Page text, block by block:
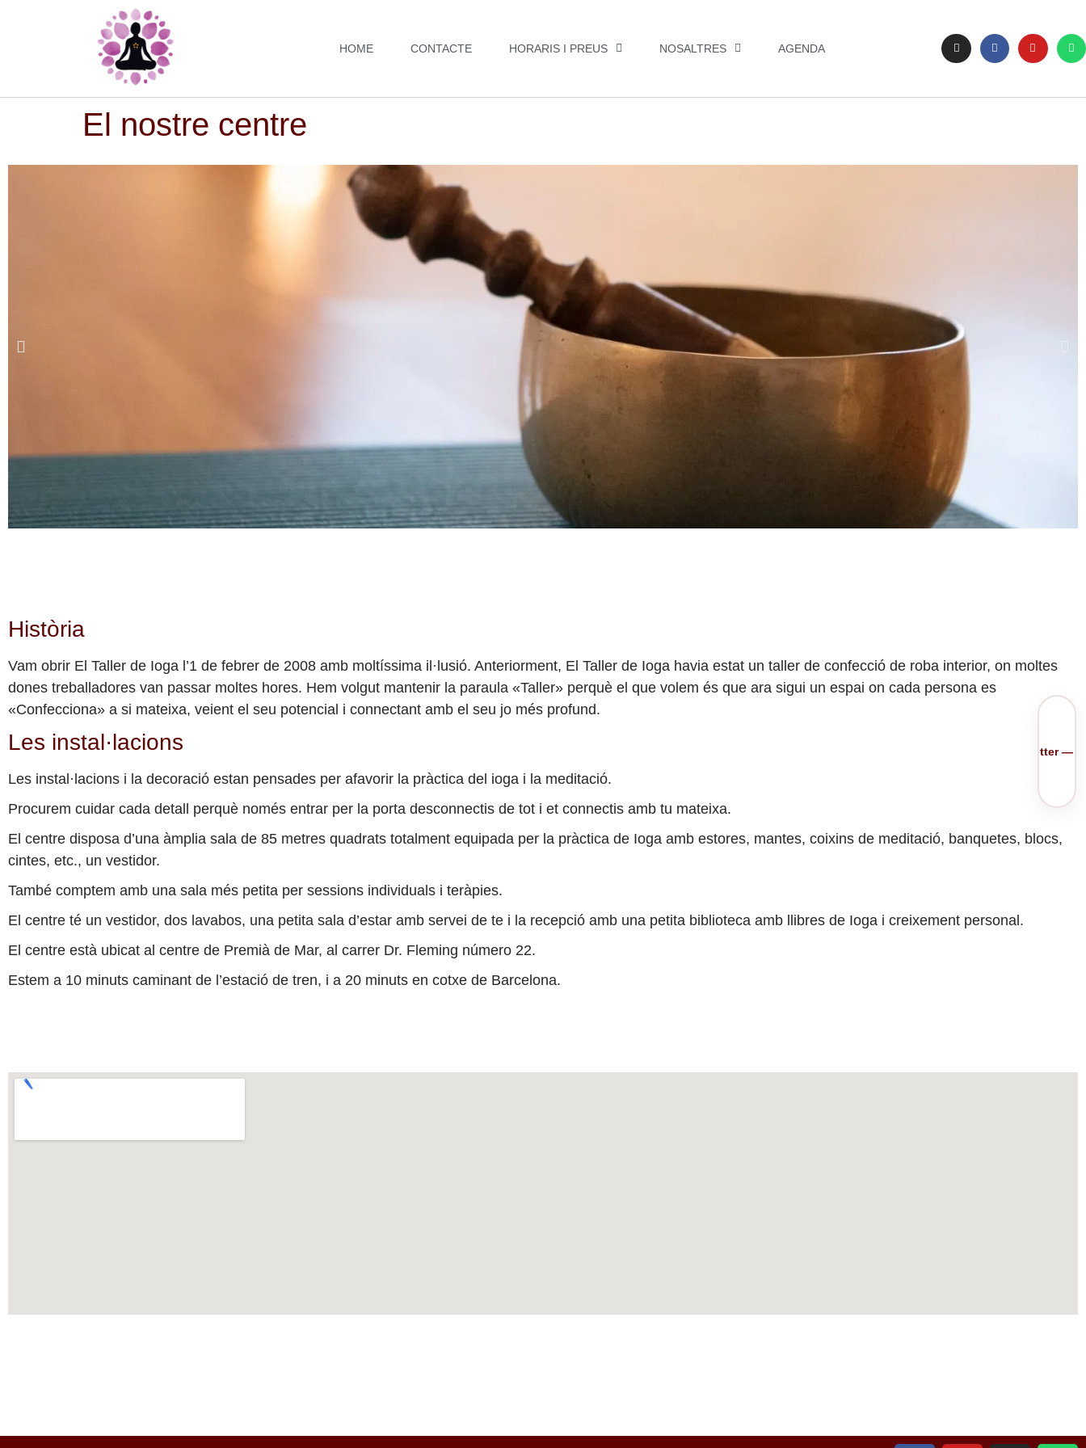
HOME CONTACTE HORARIS I PREUS NOSALTRES AGENDA
El nostre centre
Història
Vam obrir El Taller de Ioga l’1 de febrer de 2008 amb moltíssima il·lusió. Anteriorment, El Taller de Ioga havia estat un taller de confecció de roba interior, on moltes
dones treballadores van passar moltes hores. Hem volgut mantenir la paraula «Taller» perquè el que volem és que ara sigui un espai on cada persona es
«Confecciona» a si mateixa, veient el seu potencial i connectant amb el seu jo més profund.
Les instal·lacions
Les instal·lacions i la decoració estan pensades per afavorir la pràctica del ioga i la meditació.
Procurem cuidar cada detall perquè només entrar per la porta desconnectis de tot i et connectis amb tu mateixa.
El centre disposa d’una àmplia sala de 85 metres quadrats totalment equipada per la pràctica de Ioga amb estores, mantes, coixins de meditació, banquetes, blocs,
cintes, etc., un vestidor.
També comptem amb una sala més petita per sessions individuals i teràpies.
El centre té un vestidor, dos lavabos, una petita sala d’estar amb servei de te i la recepció amb una petita biblioteca amb llibres de Ioga i creixement personal.
El centre està ubicat al centre de Premià de Mar, al carrer Dr. Fleming número 22.
Estem a 10 minuts caminant de l’estació de tren, i a 20 minuts en cotxe de Barcelona.
Uneix-te a la nostra newsletter —